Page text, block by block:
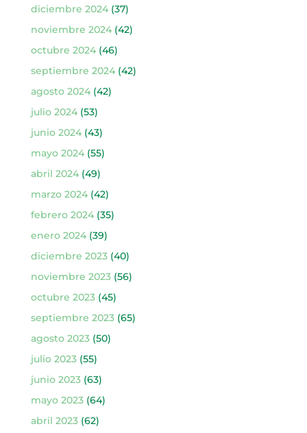
diciembre 2024(37)
noviembre 2024(42)
octubre 2024(46)
septiembre 2024(42)
agosto 2024(42)
julio 2024(53)
junio 2024(43)
mayo 2024(55)
abril 2024(49)
marzo 2024(42)
febrero 2024(35)
enero 2024(39)
diciembre 2023(40)
noviembre 2023(56)
octubre 2023(45)
septiembre 2023(65)
agosto 2023(50)
julio 2023(55)
junio 2023(63)
mayo 2023(64)
abril 2023(62)